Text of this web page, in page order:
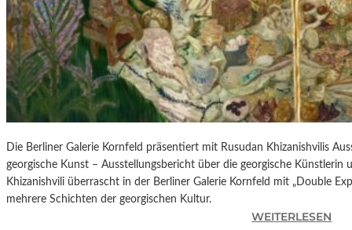
H
E
S
T
E
R
P
I
E
T
R
Die Berliner Galerie Kornfeld präsentiert mit Rusudan Khizanishvilis
georgische Kunst – Ausstellungsbericht über die georgische Künstlerin
Khizanishvili überrascht in der Berliner Galerie Kornfeld mit „Double
mehrere Schichten der georgischen Kultur.
WEITERLESEN